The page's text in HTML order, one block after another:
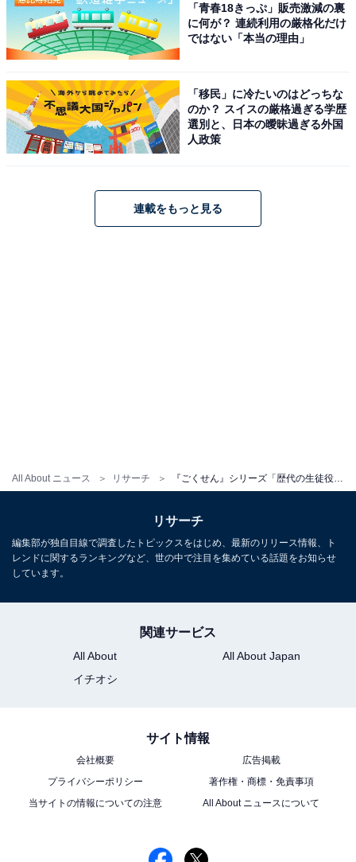
All About ニュース リサーチ
※回答者のコメントは原文ママです
この記事の筆者：福島 ゆき プロフィール
心に、オールジャンルで執筆中のライター。時々、店舗
取材などのリポート記事も担当。All AboutおよびAll
About ニュースでのライター歴は5年。
11位までの全ランキング結果を見
る
『ごくせん』の生徒役で出演していたことに驚
いた俳優ランキング！ 2位は「ウエンツ瑛
「青春18きっぷ」販売激減の裏
に何が？ 連続利用の厳格化だけ
ではない「本当の理由」
「移民」に冷たいのはどっちな
のか？ スイスの厳格過ぎる学歴
選別と、日本の曖昧過ぎる外国
人政策
連載をもっと見る
リサーチ
編集部が独自目線で調査したトピックスをはじめ、最新のリリース情報、ト
レンドに関するランキングなど、世の中で注目を集めている話題をお知らせ
しています。
関連サービス
All About
All About Japan
イチオシ
サイト情報
会社概要
広告掲載
プライバシーポリシー
著作権・商標・免責事項
当サイトの情報についての注意
All About ニュースについて